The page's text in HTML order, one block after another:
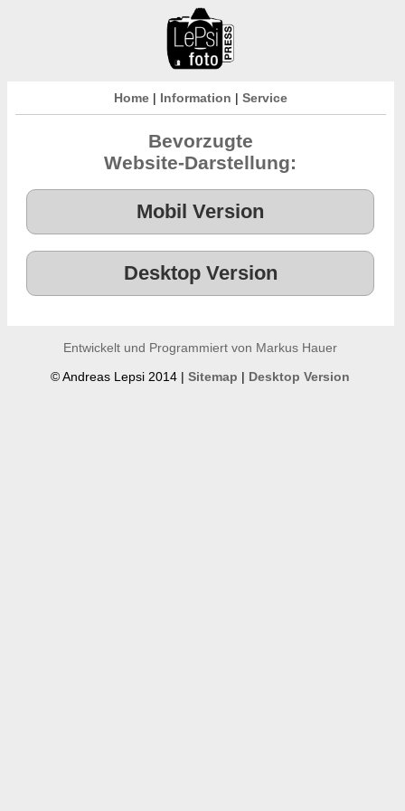
Home| Information | Service
Bevorzugte
Website-Darstellung:
Entwickelt und Programmiert von Markus Hauer
© Andreas Lepsi 2014 |Sitemap | Desktop Version